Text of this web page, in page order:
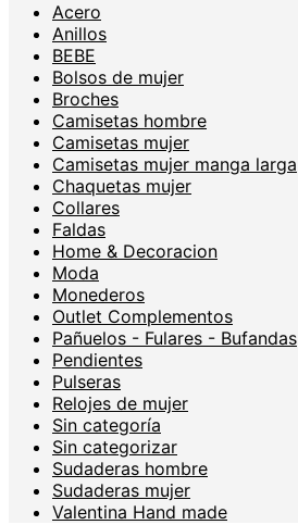
Acero
Anillos
BEBE
Bolsos de mujer
Broches
Camisetas hombre
Camisetas mujer
Camisetas mujer manga larga
Chaquetas mujer
Collares
Faldas
Home & Decoracion
Moda
Monederos
Outlet Complementos
Pañuelos - Fulares - Bufandas
Pendientes
Pulseras
Relojes de mujer
Sin categoría
Sin categorizar
Sudaderas hombre
Sudaderas mujer
Valentina Hand made